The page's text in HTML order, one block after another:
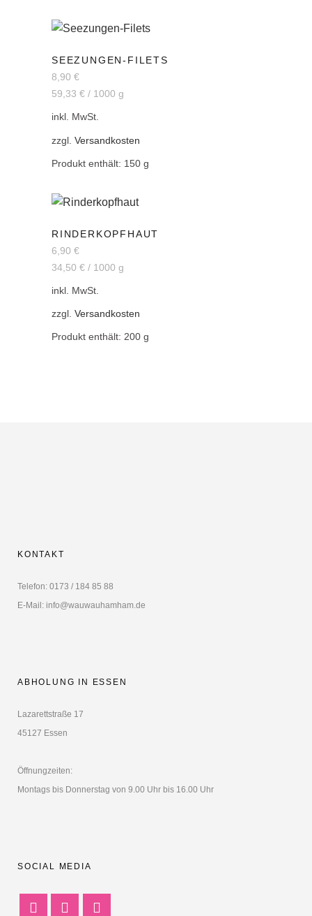
SEEZUNGEN-FILETS
8,90 €
59,33 € / 1000 g
inkl. MwSt.
zzgl. Versandkosten
Produkt enthält: 150 g
RINDERKOPFHAUT
6,90 €
34,50 € / 1000 g
inkl. MwSt.
zzgl. Versandkosten
Produkt enthält: 200 g
KONTAKT
Telefon: 0173 / 184 85 88
E-Mail: info@wauwauhamham.de
ABHOLUNG IN ESSEN
Lazarettstraße 17
45127 Essen
Öffnungzeiten:
Montags bis Donnerstag von 9.00 Uhr bis 16.00 Uhr
SOCIAL MEDIA